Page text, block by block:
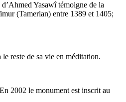
Yasawî témoigne de la
(Tamerlan) entre 1389 et 1405;
reste de sa vie en méditation.
2002 le monument est inscrit au